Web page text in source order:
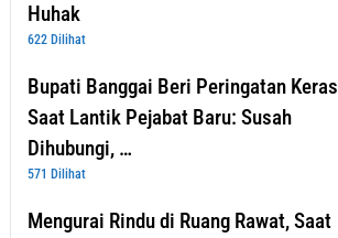
Huhak
622 Dilihat
Bupati Banggai Beri Peringatan Keras
Saat Lantik Pejabat Baru: Susah
Dihubungi, …
571 Dilihat
Mengurai Rindu di Ruang Rawat, Saat